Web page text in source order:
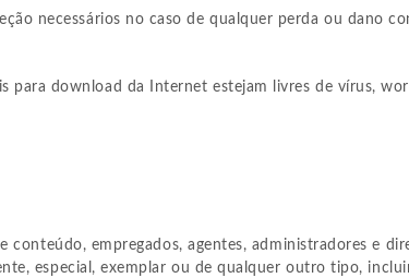
necessários no caso de qualquer perda ou dano
para download da Internet estejam livres de vírus,
empregados, agentes, administradores e
especial, exemplar ou de qualquer outro tipo,